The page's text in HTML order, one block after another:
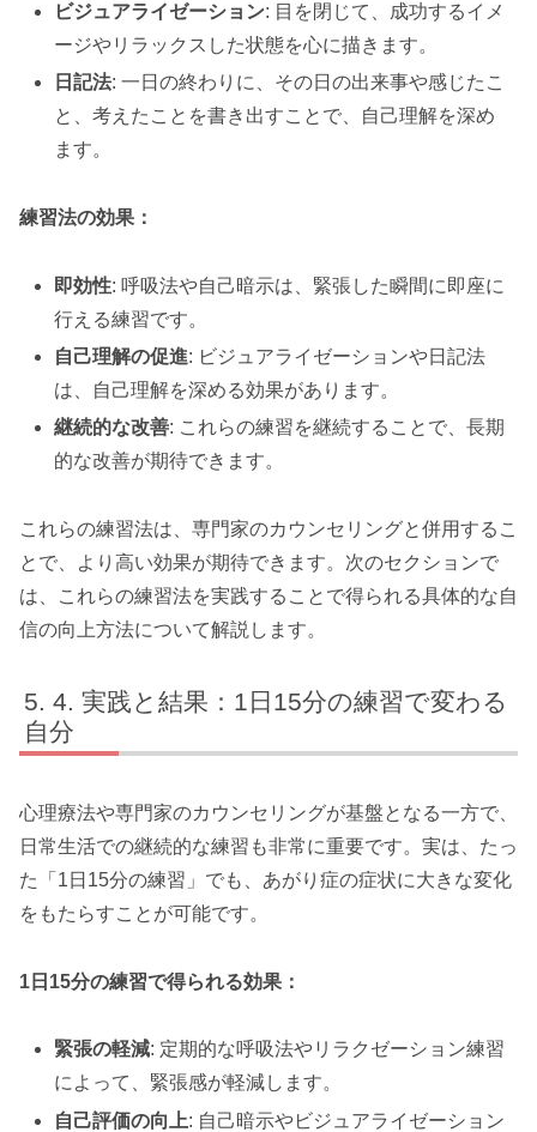
ビジュアライゼーション: 目を閉じて、成功するイメ
ージやリラックスした状態を心に描きます。
日記法: 一日の終わりに、その日の出来事や感じたこ
と、考えたことを書き出すことで、自己理解を深め
ます。
練習法の効果：
即効性: 呼吸法や自己暗示は、緊張した瞬間に即座に
行える練習です。
自己理解の促進: ビジュアライゼーションや日記法
は、自己理解を深める効果があります。
継続的な改善: これらの練習を継続することで、長期
的な改善が期待できます。
これらの練習法は、専門家のカウンセリングと併用するこ
とで、より高い効果が期待できます。次のセクションで
は、これらの練習法を実践することで得られる具体的な自
信の向上方法について解説します。
4. 実践と結果：1日15分の練習で変わる
自分
心理療法や専門家のカウンセリングが基盤となる一方で、
日常生活での継続的な練習も非常に重要です。実は、たっ
た「1日15分の練習」でも、あがり症の症状に大きな変化
をもたらすことが可能です。
1日15分の練習で得られる効果：
緊張の軽減: 定期的な呼吸法やリラクゼーション練習
によって、緊張感が軽減します。
自己評価の向上: 自己暗示やビジュアライゼーション